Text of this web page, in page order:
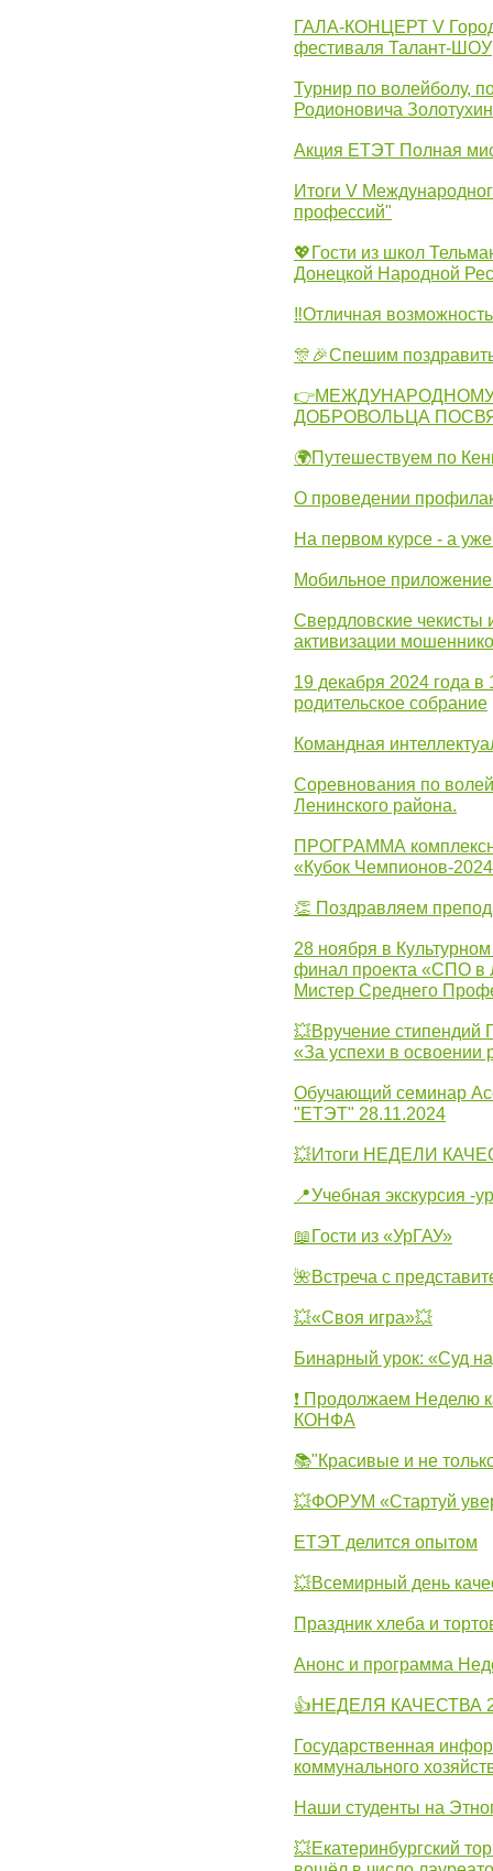
ГАЛА-КОНЦЕРТ V
фестиваля Талант-ШОУ
Турнир по волейболу,
Родионовича
Акция ЕТЭТ Полная
Итоги V
профессий"
💖Гости из школ
Донецкой Народной
‼Отличная
🎊🎉Спешим
ДОБРОВОЛЬЦА
🌍Путешествуем по
О проведении
На первом курсе - а
Мобильное
Свердловские
активизации
19 декабря 2024 года
родительское собрание
Командная
Соревнования по
Ленинского района.
ПРОГРАММА
«Кубок Чемпионов-
👏 Поздравляем
28 ноября в
финал проекта «СПО в
Мистер Среднего
💥Вручение стипендий
«За успехи в освоении
Обучающий семинар
"ЕТЭТ" 28.11.2024
💥Итоги НЕДЕЛИ
📍Учебная экскурсия -
📖Гости из «УрГАУ»
🌺Встреча с
💥«Своя игра»💥
Бинарный урок: «Суд
❗ Продолжаем Неделю
КОНФА
📚"Красивые и не
💥ФОРУМ «Стартуй
ЕТЭТ делится опытом
💥Всемирный день
Праздник хлеба и
Анонс и программа
👍НЕДЕЛЯ КАЧЕСТВА
Государственная
коммунального
Наши студенты на
💥Екатеринбургский